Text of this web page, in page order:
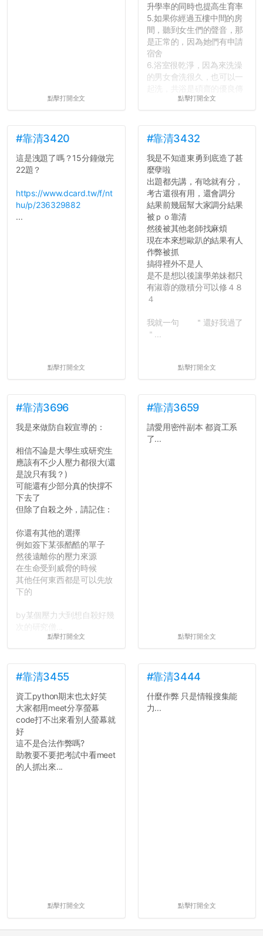
點擊打開全文
升學率的同時也提高生育率
5.如果你經過五樓中間的房
間，聽到女生們的聲音，那
是正常的，因為她們有申請
宿舍
6.浴室很乾淨，因為來洗澡
的男女會洗很久，也可以一
舍房間，都歡迎留言讓我知
道...
點擊打開全文
#靠清3420
這是洩題了嗎？15分鐘做完
22題？
https://www.dcard.tw/f/nt
hu/p/236329882
...
點擊打開全文
#靠清3432
我是不知道東勇到底造了甚
麼孽啦
出題都先講，有唸就有分，
考古還很有用，還會調分
結果前幾屆幫大家調分結果
被ｐｏ靠清
然後被其他老師找麻煩
現在本來想歐趴的結果有人
作弊被抓
搞得裡外不是人
是不是想以後讓學弟妹都只
有淑蓉的微積分可以修４８
４
我就一句 ＂還好我過了
＂...
點擊打開全文
#靠清3696
我是來做防自殺宣導的：
相信不論是大學生或研究生
應該有不少人壓力都很大(還
是說只有我？)
可能還有少部分真的快撐不
下去了
但除了自殺之外，請記住：
你還有其他的選擇
例如簽下某張酷酷的單子
然後遠離你的壓力來源
在生命受到威脅的時候
其他任何東西都是可以先放
下的
by某個壓力大到想自殺好幾
點擊打開全文
#靠清3659
請愛用密件副本 都資工系
了...
點擊打開全文
#靠清3455
資工python期末也太好笑
大家都用meet分享螢幕
code打不出來看別人螢幕就
好
這不是合法作弊嗎?
助教要不要把考試中看meet
的人抓出來...
點擊打開全文
#靠清3444
什麼作弊 只是情報搜集能
力...
點擊打開全文